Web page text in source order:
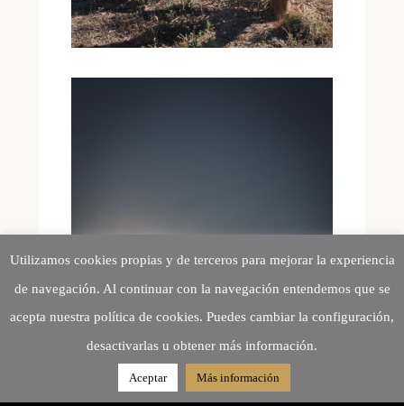
Utilizamos cookies propias y de terceros para mejorar la experiencia
de navegación. Al continuar con la navegación entendemos que se
acepta nuestra política de cookies. Puedes cambiar la configuración,
desactivarlas u obtener más información.
Aceptar Más información